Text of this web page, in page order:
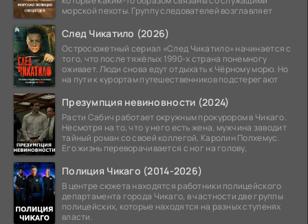
морской пехоты. Группу следователей возглавляет
След Чикатило (2026)
Остросюжетный сериал «След Чикатило» начинается с
того, что после тяжёлых 1990-х страна понемногу
оживает. Люди снова едут отдыхать к Чёрному морю. Но
на пути к курортам путешественников подстерегают
Презумпция невиновности (2024)
Расти Сабич работает окружным прокурором в Чикаго.
Несмотря на то, что у него есть жена, мужчина заводит
тайный роман со своей коллегой, Каролин Полхемус.
Его жизнь переворачивается с ног на голову,
Полиция Чикаго (2014-2026)
В центре сюжета находятся работники полицейского
департамента города Чикаго, в частности две группы
полицейских, которые находятся на разных ступенях
власти.